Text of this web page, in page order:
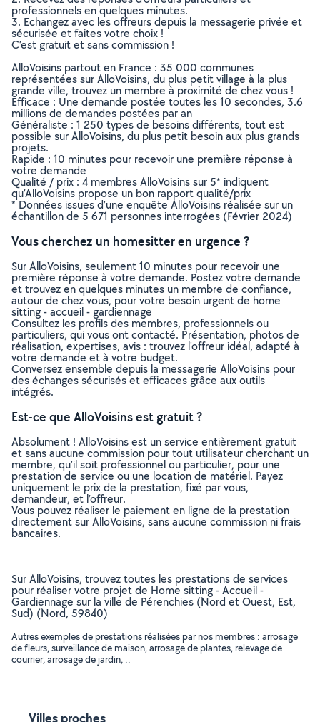
professionnels en quelques minutes.
3. Echangez avec les offreurs depuis la messagerie privée et
sécurisée et faites votre choix !
C’est gratuit et sans commission !
AlloVoisins partout en France : 35 000 communes
représentées sur AlloVoisins, du plus petit village à la plus
grande ville, trouvez un membre à proximité de chez vous !
Efficace : Une demande postée toutes les 10 secondes, 3.6
millions de demandes postées par an
Généraliste : 1 250 types de besoins différents, tout est
possible sur AlloVoisins, du plus petit besoin aux plus grands
projets.
Rapide : 10 minutes pour recevoir une première réponse à
votre demande
Qualité / prix : 4 membres AlloVoisins sur 5* indiquent
qu’AlloVoisins propose un bon rapport qualité/prix
* Données issues d’une enquête AlloVoisins réalisée sur un
échantillon de 5 671 personnes interrogées (Février 2024)
Vous cherchez un homesitter en urgence ?
Sur AlloVoisins, seulement 10 minutes pour recevoir une
première réponse à votre demande. Postez votre demande
et trouvez en quelques minutes un membre de confiance,
autour de chez vous, pour votre besoin urgent de home
sitting - accueil - gardiennage
Consultez les profils des membres, professionnels ou
particuliers, qui vous ont contacté. Présentation, photos de
réalisation, expertises, avis : trouvez l'offreur idéal, adapté à
votre demande et à votre budget.
Conversez ensemble depuis la messagerie AlloVoisins pour
des échanges sécurisés et efficaces grâce aux outils
intégrés.
Est-ce que AlloVoisins est gratuit ?
Absolument ! AlloVoisins est un service entièrement gratuit
et sans aucune commission pour tout utilisateur cherchant un
membre, qu’il soit professionnel ou particulier, pour une
prestation de service ou une location de matériel. Payez
uniquement le prix de la prestation, fixé par vous,
demandeur, et l’offreur.
Vous pouvez réaliser le paiement en ligne de la prestation
directement sur AlloVoisins, sans aucune commission ni frais
bancaires.
Sur AlloVoisins, trouvez toutes les prestations de services
pour réaliser votre projet de Home sitting - Accueil -
Gardiennage sur la ville de Pérenchies (Nord et Ouest, Est,
Sud) (Nord, 59840)
Autres exemples de prestations réalisées par nos membres : arrosage
de fleurs, surveillance de maison, arrosage de plantes, relevage de
courrier, arrosage de jardin, ..
Villes proches